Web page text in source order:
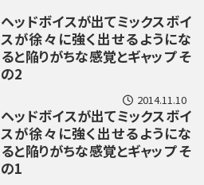
ヘッドボイスが出てミックスボイ
スが徐々に強く出せるようにな
ると陥りがちな感覚とギャップ そ
の2
2014.11.10
ヘッドボイスが出てミックスボイ
スが徐々に強く出せるようにな
ると陥りがちな感覚とギャップ そ
の1